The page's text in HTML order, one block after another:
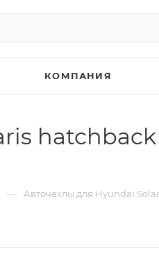
КОМПАНИЯ
hatchback
— Авточехлы для Hyundai